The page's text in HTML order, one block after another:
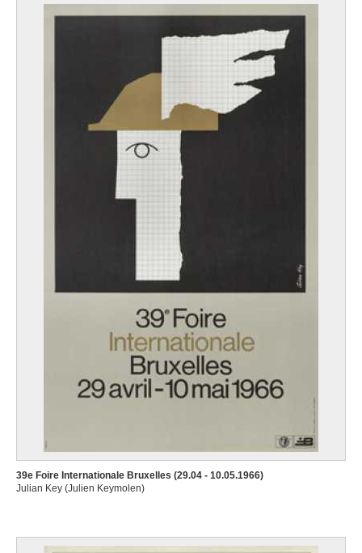
39e Foire Internationale Bruxelles (29.04 - 10.05.1966)
Julian Key (Julien Keymolen)